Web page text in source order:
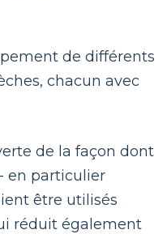
de différents
chacun avec
de la façon dont
en particulier
être utilisés
réduit également